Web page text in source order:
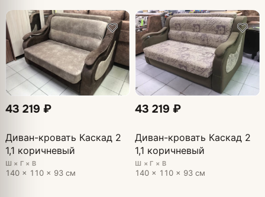
43 219 ₽
Диван-кровать Каскад 2
1,1 коричневый
Ш × Г × В
140 × 110 × 93 см
43 219 ₽
Диван-кровать Каскад 2
1,1 коричневый
Ш × Г × В
140 × 110 × 93 см